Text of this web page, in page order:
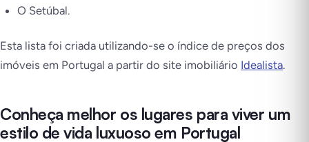
O Setúbal.
Esta lista foi criada utilizando-se o índice de preços dos
imóveis em Portugal a partir do site imobiliário Idealista.
Conheça melhor os lugares para viver um
estilo de vida luxuoso em Portugal